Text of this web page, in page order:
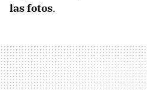
las fotos.